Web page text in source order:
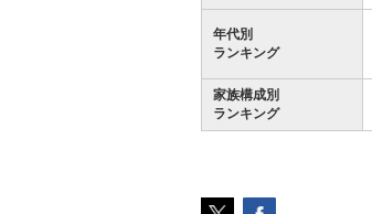
年代別
ランキング
家族構成別
ランキング